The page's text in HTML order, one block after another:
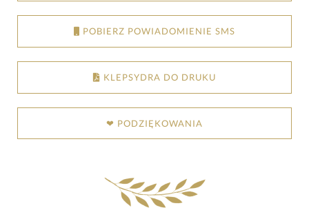
POBIERZ POWIADOMIENIE SMS
KLEPSYDRA DO DRUKU
❤ PODZIĘKOWANIA